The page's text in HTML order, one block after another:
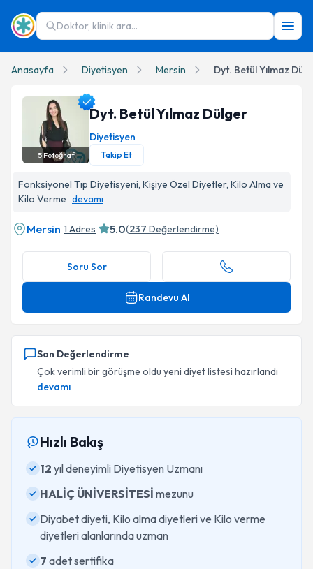
Doktor, klinik ara...
Anasayfa Diyetisyen Mersin Dyt. Betül Yılmaz
5Fotoğraf
Dyt. Betül Yılmaz Dülger
Diyetisyen
Takip Et
Fonksiyonel Tıp Diyetisyeni, Kişiye Özel Diyetler, Kilo Alma ve
Kilo Verme devamı
Mersin 1 Adres 5.0(237 Değerlendirme)
Soru Sor
Randevu Al
Son Değerlendirme
Çok verimli bir görüşme oldu yeni diyet listesi hazırlandı
devamı
Hızlı Bakış
12 yıl deneyimli Diyetisyen Uzmanı
HALİÇ ÜNİVERSİTESİ mezunu
Diyabet diyeti, Kilo alma diyetleri ve Kilo verme
diyetleri alanlarında uzman
7 adet sertifika